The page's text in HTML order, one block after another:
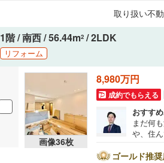
せくだ
取り扱い不
1階 / 南西 / 56.44m2 / 2LDK
リフォーム
画像36枚
8,980万円
成約でもらえる
おすす
まだ何
や、住
ートを
ゴールド推
ゆりかもめ(0
多摩モノレー
間取り、居室全体
LD
リビングダ
（
）
キッチン